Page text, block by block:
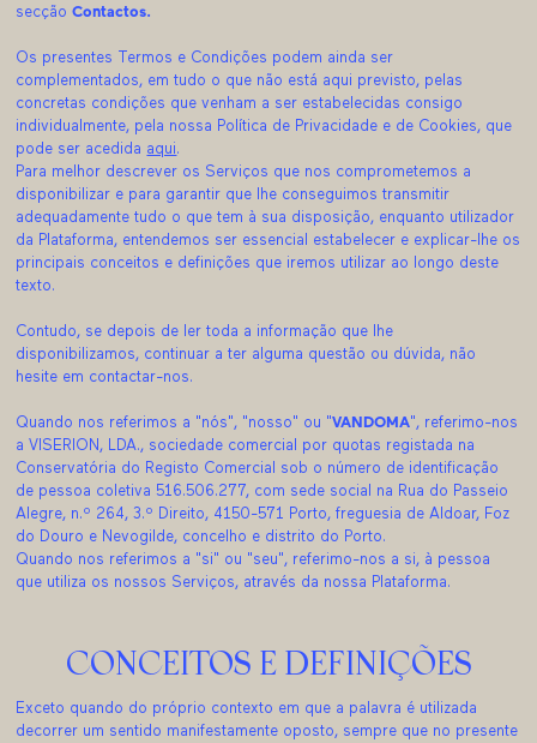
secçãoContactos.
Os presentes Termos e Condições podem ainda ser
complementados, em tudo o que não está aqui previsto, pelas
concretas condições que venham a ser estabelecidas consigo
individualmente, pela nossa Política de Privacidade e de Cookies, que
pode ser acedida aqui.
Para melhor descrever os Serviços que nos comprometemos a
disponibilizar e para garantir que lhe conseguimos transmitir
adequadamente tudo o que tem à sua disposição, enquanto utilizador
da Plataforma, entendemos ser essencial estabelecer e explicar-lhe os
principais conceitos e definições que iremos utilizar ao longo deste
texto.
Contudo, se depois de ler toda a informação que lhe
disponibilizamos, continuar a ter alguma questão ou dúvida, não
hesite em contactar-nos.
Quando nos referimos a "nós", "nosso" ou "VANDOMA", referimo-nos
a VISERION, LDA., sociedade comercial por quotas registada na
Conservatória do Registo Comercial sob o número de identificação
de pessoa coletiva 516.506.277, com sede social na Rua do Passeio
Alegre, n.º 264, 3.º Direito, 4150-571 Porto, freguesia de Aldoar, Foz
do Douro e Nevogilde, concelho e distrito do Porto.
Quando nos referimos a "si" ou "seu", referimo-nos a si, à pessoa
que utiliza os nossos Serviços, através da nossa Plataforma.
CONCEITOS E DEFINIÇÕES
Exceto quando do próprio contexto em que a palavra é utilizada
decorrer um sentido manifestamente oposto, sempre que no presente